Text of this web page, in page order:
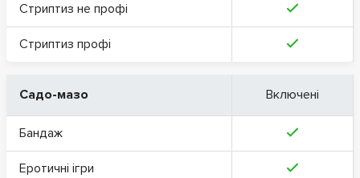
Стриптиз не профі
Стриптиз профі
Садо-мазо Включені
Бандаж
Еротичні ігри